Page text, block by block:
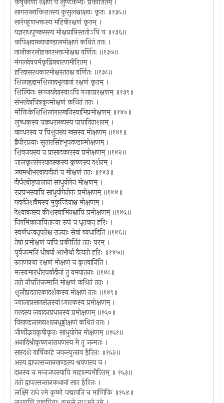
सागराख्यकिरातस्य कुसुलश्चाक्षयः कृतः ॥१३५॥
सारंगहूणभक्तस्य महिषीरक्षणं कृतम् ।
यज्ञराधपुष्कसस्य मोक्षप्राप्तिस्ततोऽपि च ॥१३६॥
कपिक्षयाख्यचाण्डालमोक्षणं कथितं ततः ।
नालीकरलोहकारभक्तमोक्षश्च वर्णितः ॥१३७॥
मंगलदेवचर्मकृद्विषवारणमीरितम् ।
हरिदासरथकारमोक्षस्ततश्च वर्णितः ॥१३८॥
शिलाहृद्दामशिलादभृत्यानां रक्षणं कृतम् ।
शिल्पिनः सञ्जयदेवस्याऽपि गजात्प्ररक्षणम् ॥१३९॥
संभरदेवचित्रकृन्मोक्षणं कथितं ततः ।
मौक्तिकेशिशिलांगारखनिस्वामिप्रमोक्षणम् ॥१४०॥
लुब्धकस्य चक्रधराख्यस्य पापादिनाशनम् ।
वाटधरस्य च पिशुनस्य खसस्य मोक्षणम् ॥१४१॥
द्वैपीराज्ञ्याः सुतारसिंहभूपदण्डान्मोक्षणम् ।
शिवजयस्य च प्रासादकारस्य प्रमोक्षणम् ॥१४२॥
जालकृत्संगरयादस्कस्य कृष्णस्य दर्शनम् ।
उद्यमश्रीभरवाटादीनां च मोक्षणं ततः ॥१४३॥
दीर्घरवोष्ट्रपालानां साधुयोगेन मोक्षणम् ।
रत्नप्रभस्यापि साधुयोगेनोक्तं प्रमोक्षणम् ॥१४४॥
गदार्दनेशवैद्यस्य मुकुन्दियाश्च मोक्षणम् ।
देश्यावनस्य कीशस्वामिनश्चापि प्रमोक्षणम् ॥१४५॥
निगमिकानापितान्या रूपं च धृतवान् हरिः ।
स्वर्णधन्वनृपतेश्च राज्ञ्याः सेवां व्यधादिति ॥१४६॥
तेषां प्रमोक्षणं चापि प्रकीर्तितं ततः परम् ।
पूर्वजन्मनि धीवर्या आभीर्था दैत्यतो हरिः ॥१४७॥
रुटाणक्या रक्षणं मोक्षणं च कृतवानिति ।
मत्स्यमारधीरपर्वादीनां तु यमयातनाः ॥१४८॥
ततो नौपतिजन्मानि मोक्षणं कथितं ततः ।
शूलीप्रदतारकादर्शकस्य मोक्षणं ततः ॥१४९॥
ज्वालाप्रसादसंज्ञस्यांऽगारकस्य प्रमोक्षणम् ।
गरदस्य लवादनप्रधानस्य प्रमोक्षणम् ॥१५०॥
विखण्डलाख्यशस्त्रधृङ्मोक्षणं कथितं ततः ।
जीर्णोद्भवकृषीकृतः साधुयोगेन मोक्षणम् ॥१५१॥
अनादिश्रीकृष्णनारायणस्य मे तु जन्मतः ।
सप्तदशे वार्षिकाहे जयन्त्युत्सव ईरितः ॥१५२॥
अस्य द्वापरसन्तानखण्डस्य श्रवणस्य च ।
दानस्य च मन्त्रजपस्यापि माहात्म्यमीरितम् ॥ १५३॥
ततो द्वापरसन्तानकथानां सार ईरितः ।
लक्ष्मि राधे रमे कृष्णे पद्मावति च माणिकि ॥१५४॥